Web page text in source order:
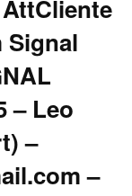
Signal
– Leo
–
–